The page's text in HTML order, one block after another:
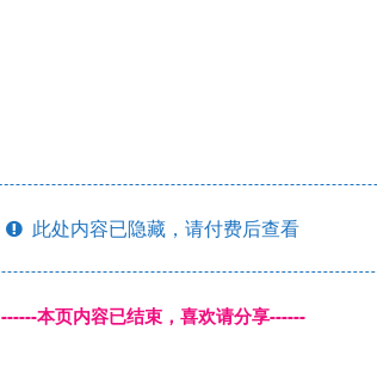
此处内容已隐藏，请付费后查看
------本页内容已结束，喜欢请分享------